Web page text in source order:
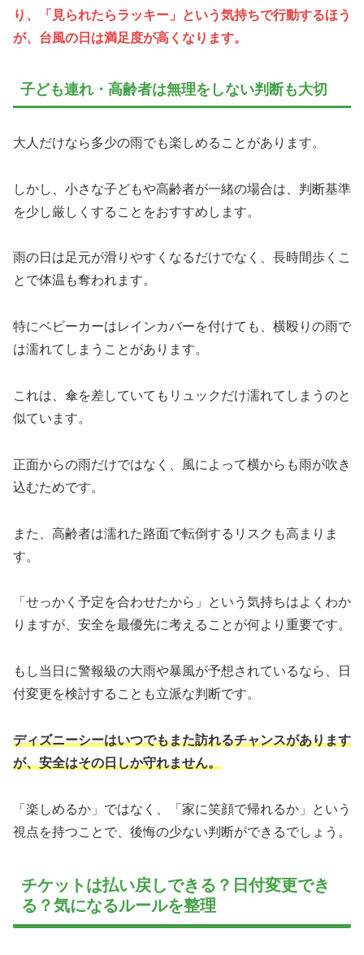
り、「見られたらラッキー」という気持ちで行動するほう
が、台風の日は満足度が高くなります。
子ども連れ・高齢者は無理をしない判断も大切
大人だけなら多少の雨でも楽しめることがあります。
しかし、小さな子どもや高齢者が一緒の場合は、判断基準
を少し厳しくすることをおすすめします。
雨の日は足元が滑りやすくなるだけでなく、長時間歩くこ
とで体温も奪われます。
特にベビーカーはレインカバーを付けても、横殴りの雨で
は濡れてしまうことがあります。
これは、傘を差していてもリュックだけ濡れてしまうのと
似ています。
正面からの雨だけではなく、風によって横からも雨が吹き
込むためです。
また、高齢者は濡れた路面で転倒するリスクも高まりま
す。
「せっかく予定を合わせたから」という気持ちはよくわか
りますが、安全を最優先に考えることが何より重要です。
もし当日に警報級の大雨や暴風が予想されているなら、日
付変更を検討することも立派な判断です。
ディズニーシーはいつでもまた訪れるチャンスがあります
が、安全はその日しか守れません。
「楽しめるか」ではなく、「家に笑顔で帰れるか」という
視点を持つことで、後悔の少ない判断ができるでしょう。
チケットは払い戻しできる？日付変更でき
る？気になるルールを整理